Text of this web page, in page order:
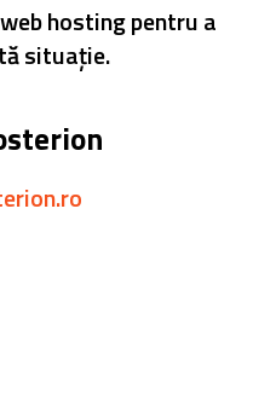
hosting pentru a
situație.